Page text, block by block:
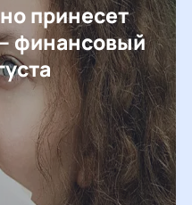
принесет
финансовый